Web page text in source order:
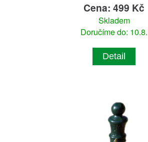
Cena: 499 Kč
Skladem
Doručíme do: 10.8.
Detail